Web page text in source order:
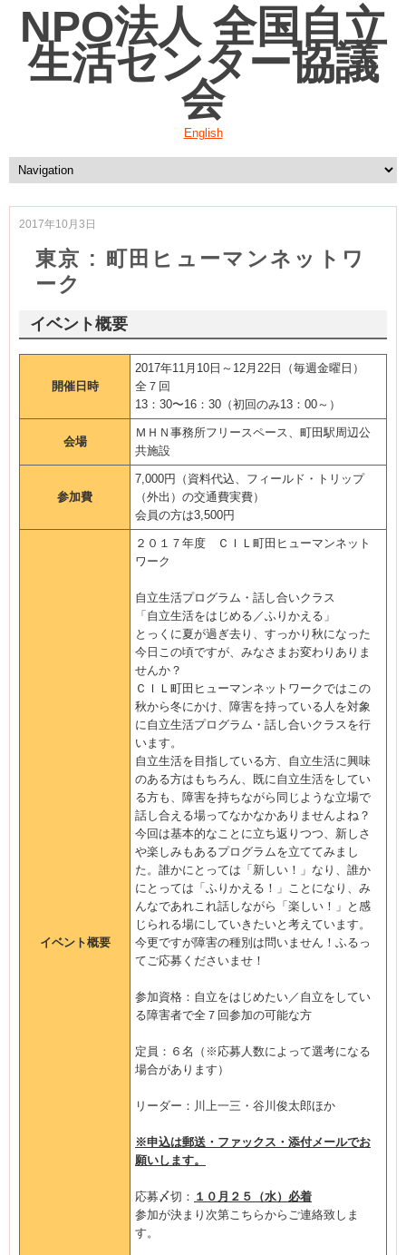
NPO法人 全国自立
生活センター協議
会
English
2017年10月3日
東京 : 町田ヒューマンネットワ
ーク
イベント概要
開催日時
2017年11月10日～12月22日（毎週金曜日）
全７回
13：30〜16：30（初回のみ13：00～）
会場
ＭＨＮ事務所フリースペース、町田駅周辺公
共施設
参加費
7,000円（資料代込、フィールド・トリップ
（外出）の交通費実費）
会員の方は3,500円
イベント概要
２０１７年度 ＣＩＬ町田ヒューマンネット
ワーク
自立生活プログラム・話し合いクラス
「自立生活をはじめる／ふりかえる」
とっくに夏が過ぎ去り、すっかり秋になった
今日この頃ですが、みなさまお変わりありま
せんか？
ＣＩＬ町田ヒューマンネットワークではこの
秋から冬にかけ、障害を持っている人を対象
に自立生活プログラム・話し合いクラスを行
います。
自立生活を目指している方、自立生活に興味
のある方はもちろん、既に自立生活をしてい
る方も、障害を持ちながら同じような立場で
話し合える場ってなかなかありませんよね？
今回は基本的なことに立ち返りつつ、新しさ
や楽しみもあるプログラムを立ててみまし
た。誰かにとっては「新しい！」なり、誰か
にとっては「ふりかえる！」ことになり、み
んなであれこれ話しながら「楽しい！」と感
じられる場にしていきたいと考えています。
今更ですが障害の種別は問いません！ふるっ
てご応募くださいませ！
参加資格：自立をはじめたい／自立をしてい
る障害者で全７回参加の可能な方
定員：６名（※応募人数によって選考になる
場合があります）
リーダー：川上一三・谷川俊太郎ほか
※申込は郵送・ファックス・添付メールでお
願いします。
応募〆切： １０月２５（水）必着
参加が決まり次第こちらからご連絡致しま
す。